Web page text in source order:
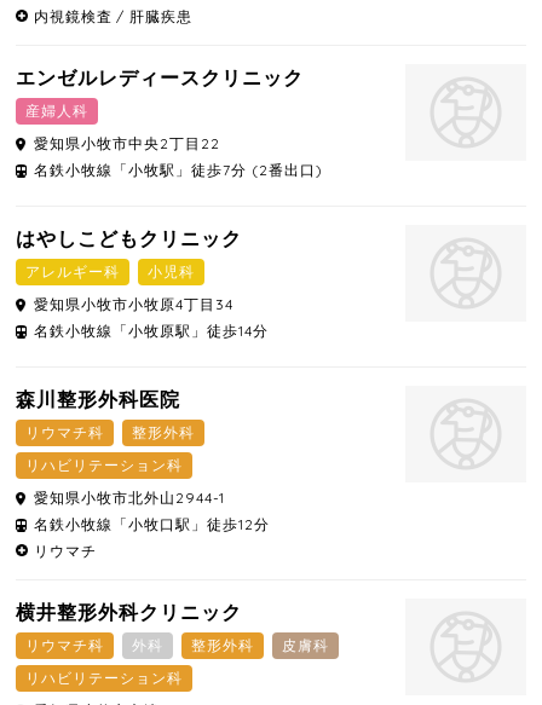
内視鏡検査
肝臓疾患
エンゼルレディースクリニック
産婦人科
愛知県小牧市中央2丁目22
名鉄小牧線「小牧駅」徒歩7分 (2番出口)
はやしこどもクリニック
アレルギー科
小児科
愛知県小牧市小牧原4丁目34
名鉄小牧線「小牧原駅」徒歩14分
森川整形外科医院
リウマチ科
整形外科
リハビリテーション科
愛知県小牧市北外山2944-1
名鉄小牧線「小牧口駅」徒歩12分
リウマチ
横井整形外科クリニック
リウマチ科 外科 整形外科
皮膚科
リハビリテーション科